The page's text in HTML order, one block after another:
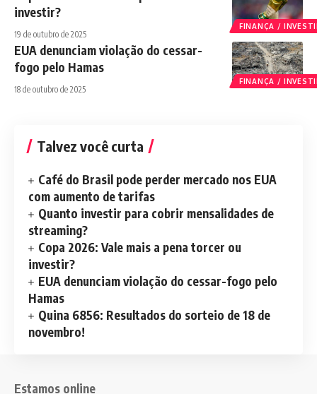
FINANÇA /
investir?
19 de outubro de 2025
FINANÇA /
EUA denunciam violação do cessar-
fogo pelo Hamas
18 de outubro de 2025
Talvez você curta
Café do Brasil pode perder mercado nos EUA
com aumento de tarifas
Quanto investir para cobrir mensalidades de
streaming?
Copa 2026: Vale mais a pena torcer ou
investir?
EUA denunciam violação do cessar-fogo pelo
Hamas
Quina 6856: Resultados do sorteio de 18 de
novembro!
Estamos online